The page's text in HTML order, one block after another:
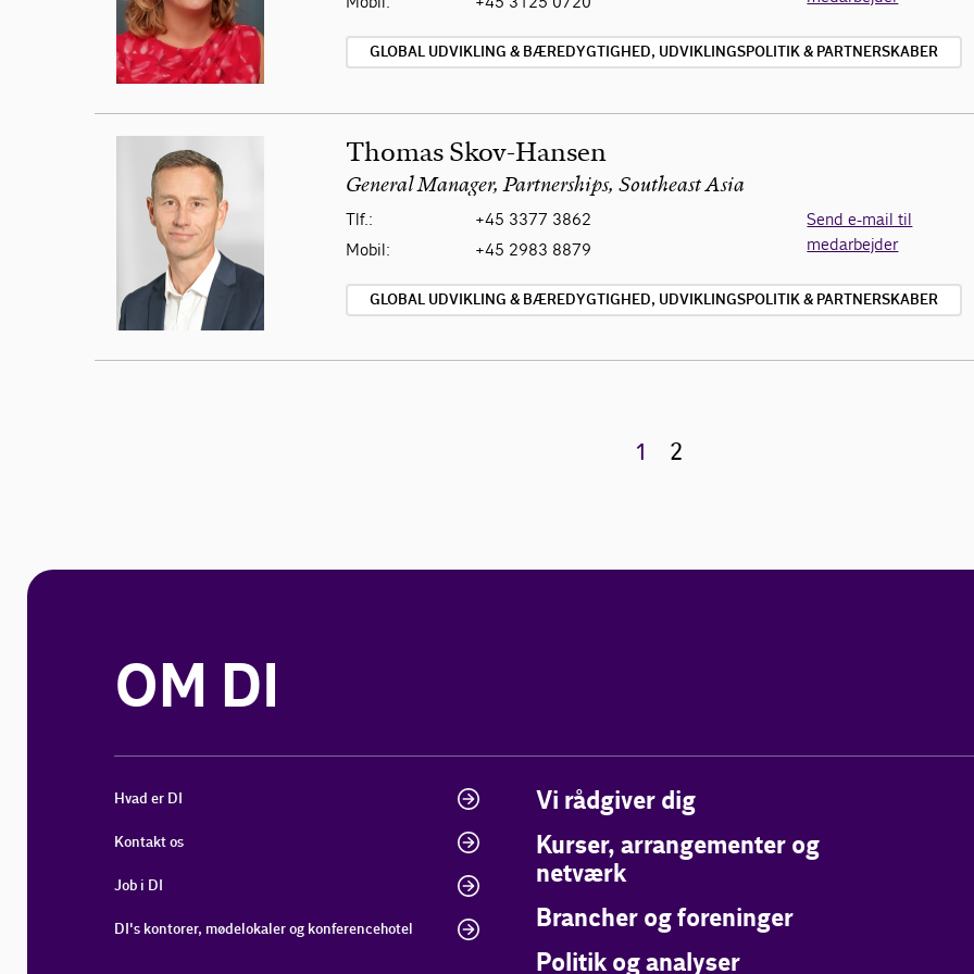
GLOBAL UDVIKLING & BÆREDYGTIGHED, UDVIKLINGSPOLITIK & PARTNERSKABER
Thomas Skov-Hansen
General Manager, Partnerships, Southeast Asia
Tlf.:
+45 3377 3862
Mobil:
+45 2983 8879
Send e-mail til
medarbejder
GLOBAL UDVIKLING & BÆREDYGTIGHED, UDVIKLINGSPOLITIK & PARTNERSKABER
1 2
OM DI
Hvad er DI
Kontakt os
Job i DI
DI's kontorer, mødelokaler og konferencehotel
Vi rådgiver dig
Kurser, arrangementer og
netværk
Brancher og foreninger
Politik og analyser